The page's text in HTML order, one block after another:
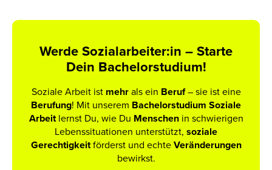
Werde Sozialarbeiter:in – Starte
Dein Bachelorstudium!
Soziale Arbeit ist mehrals ein Beruf– sie ist eine
Berufung! Mit unserem Bachelorstudium Soziale
Arbeitlernst Du, wie Du Menschenin schwierigen
Lebenssituationen unterstützt, soziale
Gerechtigkeitförderst und echte Veränderungen
bewirkst.